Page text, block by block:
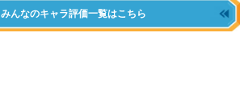
みんなのキャラ評価一覧はこちら